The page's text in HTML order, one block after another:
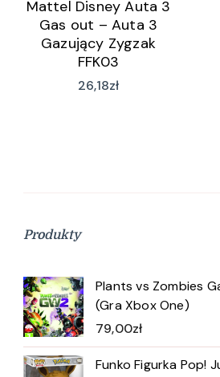
Mattel Disney Auta 3
Gas out – Auta 3
Gazujący Zygzak
FFK03
26,18zł
Produkty
Plants vs Zombies
(Gra Xbox One)
79,00zł
Funko Figurka Pop!